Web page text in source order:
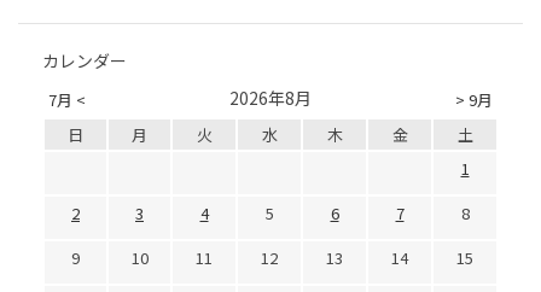
カレンダー
7月 < > 9月
2026年8月
日 月 火 水 木 金
土
1
2
3 4 5 6 7
8
9
10 11 12 13 14
15